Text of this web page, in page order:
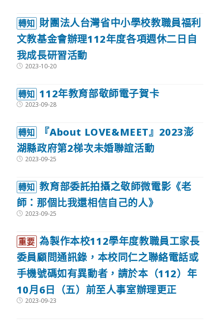
轉知 財團法人台灣省中小學校教職員福利
文教基金會辦理112年度各項週休二日自
我成長研習活動
Post2023-10-20
轉知 112年教育部敬師電子賀卡
Post2023-09-28
轉知
『About LOVE&MEET』2023澎
湖縣政府第2梯次未婚聯誼活動
Post2023-09-25
轉知 教育部委託拍攝之敬師微電影《老
師：那個比我還相信自己的人》
Post2023-09-25
重要 為製作本校112學年度教職員工家長
委員顧問通訊錄，本校同仁之聯絡電話或
手機號碼如有異動者，請於本（112）年
10月6日（五）前至人事室辦理更正
Post2023-09-23